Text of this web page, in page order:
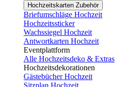
Hochzeitskarten Zubehör
Briefumschläge Hochzeit
Hochzeitssticker
Wachssiegel Hochzeit
Antwortkarten Hochzeit
Eventplattform
Alle Hochzeitsdeko & Extras
Hochzeitsdekorationen
Gästebücher Hochzeit
Sitzplan Hochzeit